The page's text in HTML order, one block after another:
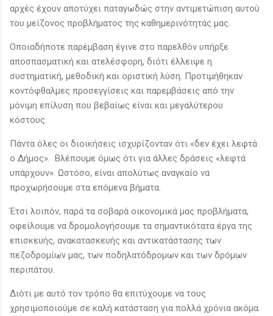
αρχές έχουν αποτύχει παταγωδώς στην αντιμετώπιση αυτού
του μείζονος προβλήματος της καθημερινότητάς μας.
Οποιαδήποτε παρέμβαση έγινε στο παρελθόν υπήρξε
αποσπασματική και ατελέσφορη, διότι έλλειψε η
συστηματική, μεθοδική και οριστική λύση. Προτιμήθηκαν
κοντόφθαλμες προσεγγίσεις και παρεμβάσεις από την
μόνιμη επίλυση που βεβαίως είναι και μεγαλύτερου
κόστους.
Πάντα όλες οι διοικήσεις ισχυρίζονταν ότι «δεν έχει λεφτά
ο Δήμος». Βλέπουμε όμως ότι για άλλες δράσεις «λεφτά
υπάρχουν». Ωστόσο, είναι απολύτως αναγκαίο να
προχωρήσουμε στα επόμενα βήματα.
Έτσι λοιπόν, παρά τα σοβαρά οικονομικά μας προβλήματα,
οφείλουμε να δρομολογήσουμε τα σημαντικότατα έργα της
επισκευής, ανακατασκευής και αντικατάστασης των
πεζοδρομίων μας, των ποδηλατόδρομων και των δρόμων
περιπάτου.
Διότι με αυτό τον τρόπο θα επιτύχουμε να τους
χρησιμοποιούμε σε καλή κατάσταση για πολλά χρόνια ακόμα.